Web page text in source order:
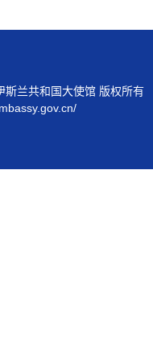
斯兰共和国大使馆 版权所有